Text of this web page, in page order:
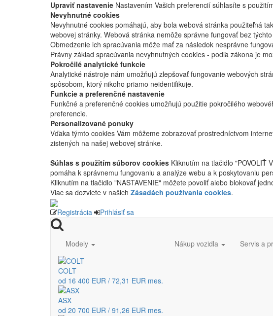
Upraviť nastavenie Nastavením Vašich preferencií súhlasíte s
Nevyhnutné cookies
Nevyhnutné cookies pomáhajú, aby bola webová stránka použiteľná
webovej stránky. Webová stránka nemôže správne fungovať bez
Obmedzenie ich spracúvania môže mať za následok nesprávne
Právny základ spracúvania nevyhnutných cookies - podľa zákona je
Pokročilé analytické funkcie
Analytické nástroje nám umožňujú zlepšovať fungovanie webových
spôsobom, ktorý nikoho priamo neidentifikuje.
Funkcie a preferenčné nastavenie
Funkčné a preferenčné cookies umožňujú použitie pokročilého
preferencie.
Personalizované ponuky
Vďaka týmto cookies Vám môžeme zobrazovať prostredníctvom
zistených na našej webovej stránke.
Súhlas s použitím súborov cookies Kliknutím na tlačidlo "POVOLIŤ
pomáha k správnemu fungovaniu a analýze webu a k poskytovaniu
Kliknutím na tlačidlo "NASTAVENIE" môžete povoliť alebo blokovať
Viac sa dozviete v našich Zásadách používania cookies.
Registrácia Prihlásiť sa
Modely
COLT
od 16 400 EUR / 72,31 EUR mes.
ASX
od 20 700 EUR / 91,26 EUR mes.
Nákup vozidla Servis a